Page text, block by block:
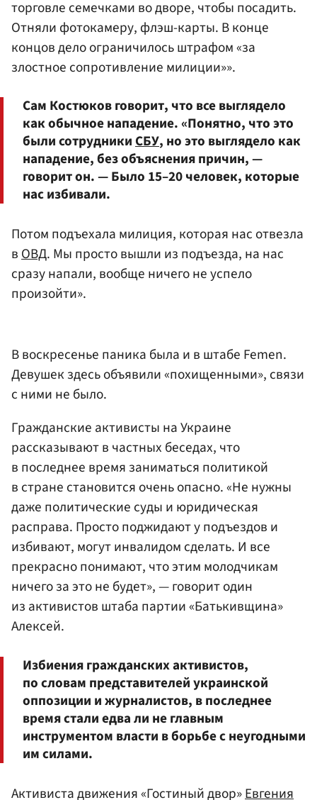
торговле семечками во дворе, чтобы посадить.
Отняли фотокамеру, флэш-карты. В конце
концов дело ограничилось штрафом «за
злостное сопротивление милиции»».
Сам Костюков говорит, что все выглядело
как обычное нападение. «Понятно, что это
были сотрудникиСБУ, но это выглядело как
нападение, без объяснения причин, —
говорит он. — Было 15–20 человек, которые
нас избивали.
Потом подъехала милиция, которая нас отвезла
вОВД. Мы просто вышли из подъезда, на нас
сразу напали, вообще ничего не успело
произойти».
В воскресенье паника была и в штабе Femen.
Девушек здесь объявили «похищенными», связи
с ними не было.
Гражданские активисты на Украине
рассказывают в частных беседах, что
в последнее время заниматься политикой
в стране становится очень опасно. «Не нужны
даже политические суды и юридическая
расправа. Просто поджидают у подъездов и
избивают, могут инвалидом сделать. И все
прекрасно понимают, что этим молодчикам
ничего за это не будет», — говорит один
из активистов штаба партии «Батькивщина»
Алексей.
Избиения гражданских активистов,
по словам представителей украинской
оппозиции и журналистов, в последнее
время стали едва ли не главным
инструментом власти в борьбе с неугодными
им силами.
Активиста движения «Гостиный двор»Евгения